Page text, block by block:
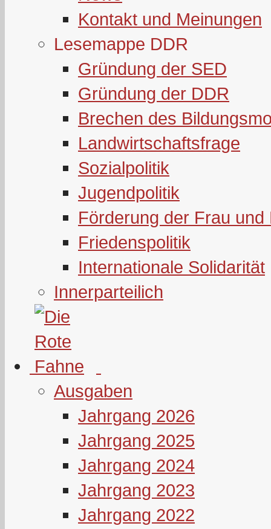
Kontakt und Meinungen
Lesemappe DDR
Gründung der SED
Gründung der DDR
Brechen des
Landwirtschaftsfrage
Sozialpolitik
Jugendpolitik
Förderung der Frau und
Friedenspolitik
Internationale Solidarität
Innerparteilich
Ausgaben
Jahrgang 2026
Jahrgang 2025
Jahrgang 2024
Jahrgang 2023
Jahrgang 2022